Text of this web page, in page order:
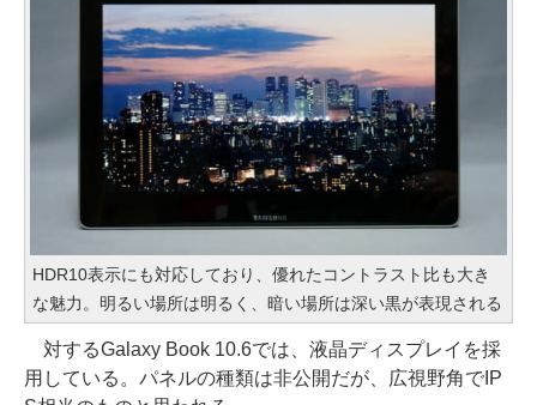
HDR10表示にも対応しており、優れたコントラスト比も大き
な魅力。明るい場所は明るく、暗い場所は深い黒が表現される
対するGalaxy Book 10.6では、液晶ディスプレイを採
用している。パネルの種類は非公開だが、広視野角でIP